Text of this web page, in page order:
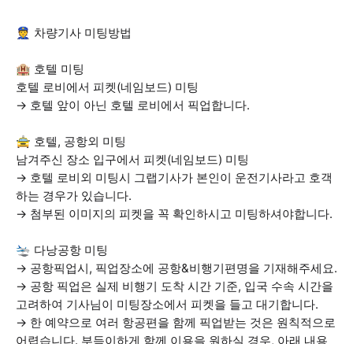
👮 차량기사 미팅방법
🏨 호텔 미팅
호텔 로비에서 피켓(네임보드) 미팅
→ 호텔 앞이 아닌 호텔 로비에서 픽업합니다.
🚖 호텔, 공항외 미팅
남겨주신 장소 입구에서 피켓(네임보드) 미팅
→ 호텔 로비외 미팅시 그랩기사가 본인이 운전기사라고 호객
하는 경우가 있습니다.
→ 첨부된 이미지의 피켓을 꼭 확인하시고 미팅하셔야합니다.
🛬 다낭공항 미팅
→ 공항픽업시, 픽업장소에 공항&비행기편명을 기재해주세요.
→ 공항 픽업은 실제 비행기 도착 시간 기준, 입국 수속 시간을
고려하여 기사님이 미팅장소에서 피켓을 들고 대기합니다.
→ 한 예약으로 여러 항공편을 함께 픽업받는 것은 원칙적으로
어렵습니다. 부득이하게 함께 이용을 원하실 경우, 아래 내용